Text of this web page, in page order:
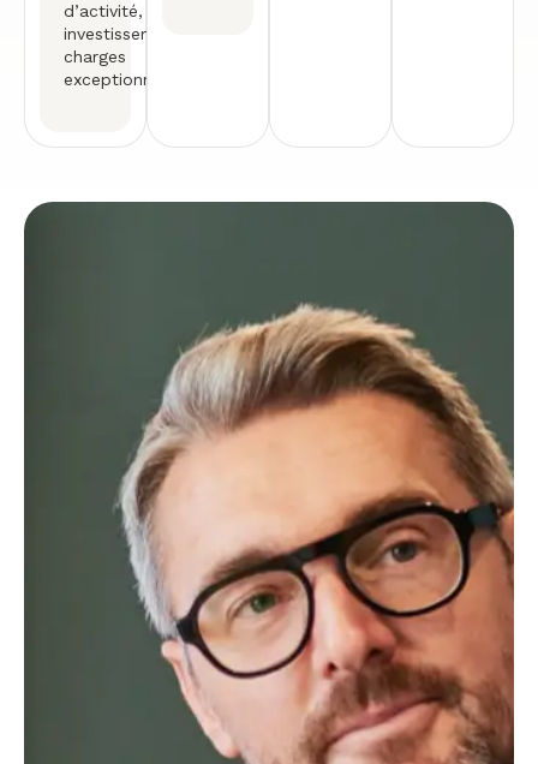
d’activité,
investissements,
charges
exceptionnelles).